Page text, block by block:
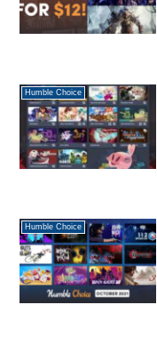
Humble Choice
Humble Choice